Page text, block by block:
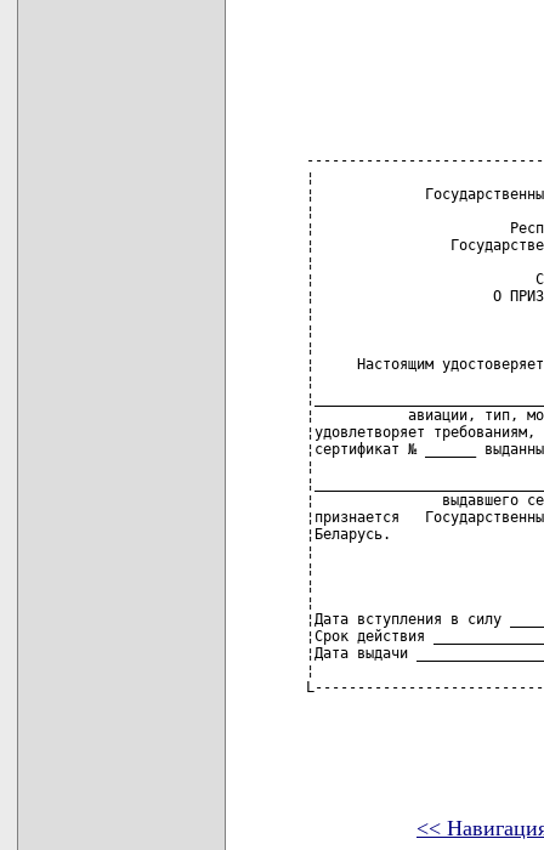
¦
¦
¦
¦
¦
¦
¦
¦                     О
¦
¦                           №
¦
¦     Настоящим
¦
¦           авиации, тип,
¦удовлетворяет
¦сертификат № ______
¦
¦               выдавшего
¦признается
¦Беларусь.
¦
¦
¦
¦
¦Дата вступления в
¦Срок действия
¦Дата выдачи
¦
<<